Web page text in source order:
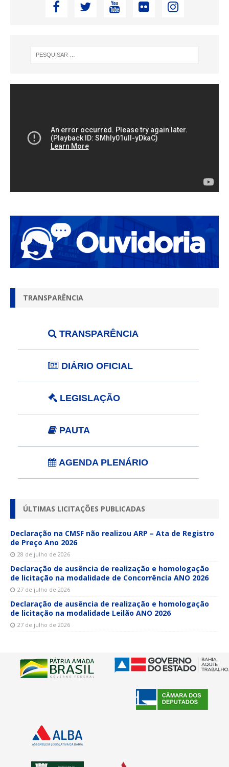
TRANSPARÊNCIA
TRANSPARÊNCIA
DIÁRIO OFICIAL
LEGISLAÇÃO
PAUTA
AGENDA PLENÁRIO
ÚLTIMAS LICITAÇÕES PUBLICADAS
Declaração na CMSF não realizou ARP – Ata de Registro
de Preço Ano 2026
28 de julho de 2026
Declaração de ausência de realização e homologação
de licitação na modalidade de Concorrência ANO 2026
27 de julho de 2026
Declaração de ausência de realização e homologação
de licitação na modalidade Leilão ANO 2026
27 de julho de 2026